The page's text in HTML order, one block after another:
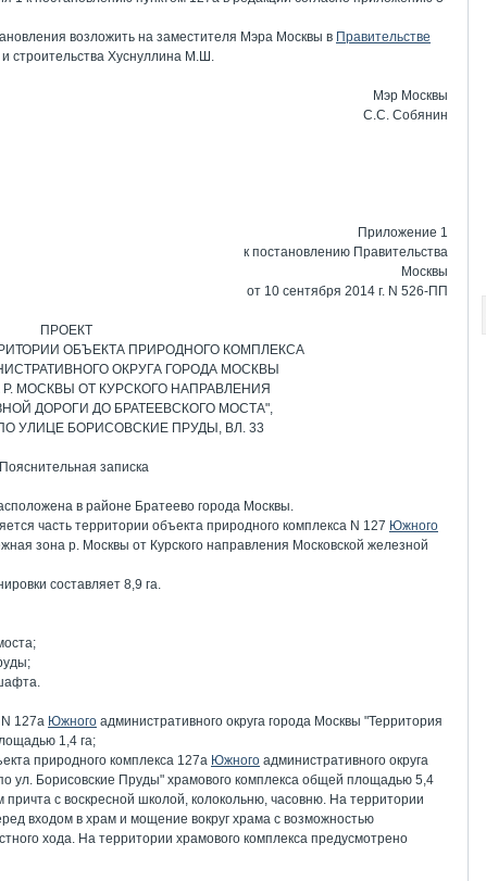
возложить на заместителя Мэра Москвы в Правительстве
строительства Хуснуллина М.Ш.
Мэр Москвы
С.С. Собянин
Приложение 1
к постановлению Правительства
Москвы
от 10 сентября 2014 г. N 526-ПП
ПРОЕКТ
ОБЪЕКТА ПРИРОДНОГО КОМПЛЕКСА
ОКРУГА ГОРОДА МОСКВЫ
МОСКВЫ ОТ КУРСКОГО НАПРАВЛЕНИЯ
ДОРОГИ ДО БРАТЕЕВСКОГО МОСТА",
УЛИЦЕ БОРИСОВСКИЕ ПРУДЫ, ВЛ. 33
записка
в районе Братеево города Москвы.
часть территории объекта природного комплекса N 127 Южного
зона р. Москвы от Курского направления Московской железной
составляет 8,9 га.
127а Южного административного округа города Москвы "Территория
1,4 га;
природного комплекса 127а Южного административного округа
ул. Борисовские Пруды" храмового комплекса общей площадью 5,4
с воскресной школой, колокольню, часовню. На территории
входом в храм и мощение вокруг храма с возможностью
хода. На территории храмового комплекса предусмотрено